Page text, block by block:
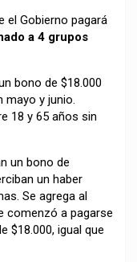
el Gobierno pagará
a 4 grupos
bono de $18.000
mayo y junio.
18 y 65 años sin
un bono de
un haber
Se agrega al
comenzó a pagarse
$18.000, igual que